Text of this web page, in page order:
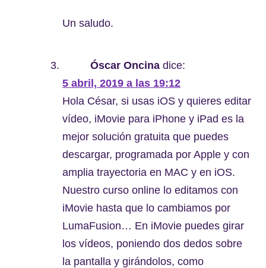
Un saludo.
Óscar Oncina dice:
5 abril, 2019 a las 19:12
Hola César, si usas iOS y quieres editar
vídeo, iMovie para iPhone y iPad es la
mejor solución gratuita que puedes
descargar, programada por Apple y con
amplia trayectoria en MAC y en iOS.
Nuestro curso online lo editamos con
iMovie hasta que lo cambiamos por
LumaFusion… En iMovie puedes girar
los vídeos, poniendo dos dedos sobre
la pantalla y girándolos, como